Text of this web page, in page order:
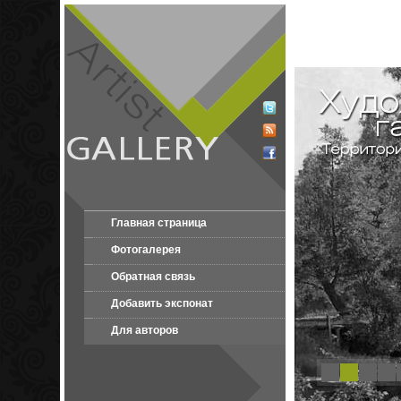
Главная страница
Фотогалерея
Обратная связь
Добавить экспонат
Для авторов